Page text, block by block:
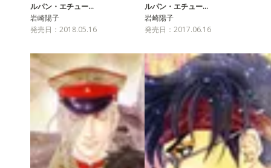
ルパン・エチュー…
岩崎陽子
発売日：2018.05.16
ルパン・エチュー…
岩崎陽子
発売日：2017.06.16